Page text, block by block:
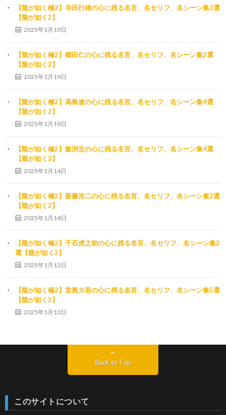
【龍が如く極2】寺田行雄の心に残る名言、名セリフ、名シーン集3選
【龍が如く2】
2025年1月19日
【龍が如く極2】郷田仁の心に残る名言、名セリフ、名シーン集2選
【龍が如く2】
2025年1月19日
【龍が如く極2】高島遼の心に残る名言、名セリフ、名シーン集4選
【龍が如く2】
2025年1月19日
【龍が如く極2】飯渕圭の心に残る名言、名セリフ、名シーン集4選
【龍が如く2】
2025年1月14日
【龍が如く極2】新藤浩二の心に残る名言、名セリフ、名シーン集2選
【龍が如く2】
2025年1月14日
【龍が如く極2】千石虎之助の心に残る名言、名セリフ、名シーン集2
選【龍が如く2】
2025年1月13日
【龍が如く極2】堂島大吾の心に残る名言、名セリフ、名シーン集5選
【龍が如く2】
2025年1月13日
Back to Top
このサイトについて